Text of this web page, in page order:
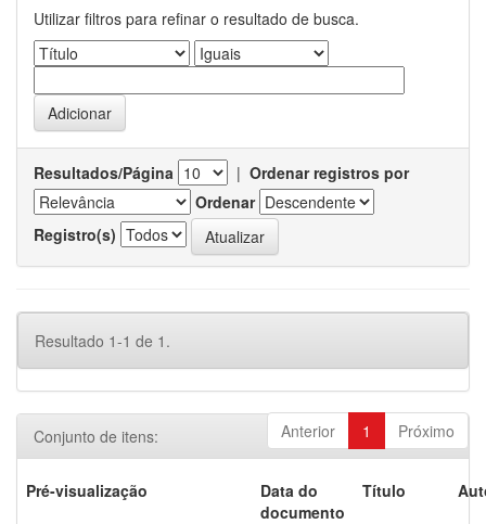
Utilizar filtros para refinar o resultado de busca.
Resultados/Página | Ordenar registros por
Ordenar
Registro(s)
Resultado 1-1 de 1.
Anterior 1 Próximo
Conjunto de itens:
Pré-visualização
Data do
documento
Título